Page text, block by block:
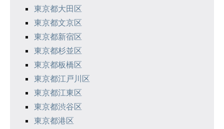
東京都大田区
東京都文京区
東京都新宿区
東京都杉並区
東京都板橋区
東京都江戸川区
東京都江東区
東京都渋谷区
東京都港区